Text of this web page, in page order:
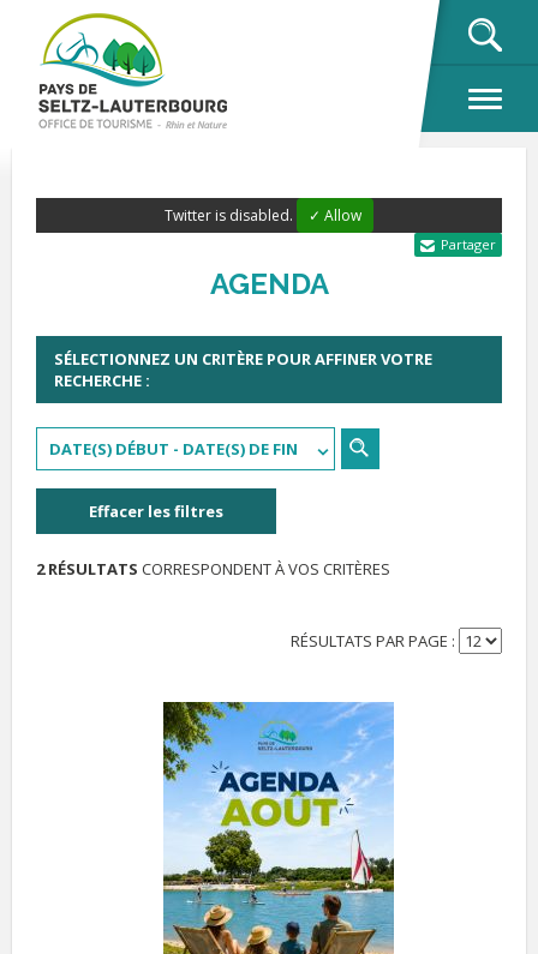
Twitter is disabled. ✓ Allow
Partager
AGENDA
SÉLECTIONNEZ UN CRITÈRE POUR AFFINER VOTRE
RECHERCHE :
DATE(S) DÉBUT - DATE(S) DE FIN
Effacer les filtres
2 RÉSULTATS CORRESPONDENT À VOS CRITÈRES
RÉSULTATS PAR PAGE :